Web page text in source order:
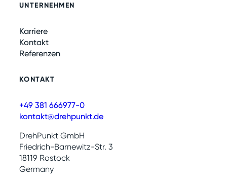
UNTERNEHMEN
Karriere
Kontakt
Referenzen
KONTAKT
+49 381 666977-0
kontakt@drehpunkt.de
DrehPunkt GmbH
Friedrich-Barnewitz-Str. 3
18119 Rostock
Germany